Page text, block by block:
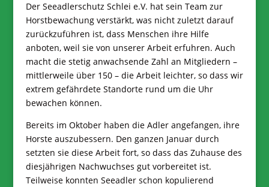
Der Seeadlerschutz Schlei e.V. hat sein Team zur
Horstbewachung verstärkt, was nicht zuletzt darauf
zurückzuführen ist, dass Menschen ihre Hilfe
anboten, weil sie von unserer Arbeit erfuhren. Auch
macht die stetig anwachsende Zahl an Mitgliedern –
mittlerweile über 150 – die Arbeit leichter, so dass wir
extrem gefährdete Standorte rund um die Uhr
bewachen können.
Bereits im Oktober haben die Adler angefangen, ihre
Horste auszubessern. Den ganzen Januar durch
setzten sie diese Arbeit fort, so dass das Zuhause des
diesjährigen Nachwuchses gut vorbereitet ist.
Teilweise konnten Seeadler schon kopulierend